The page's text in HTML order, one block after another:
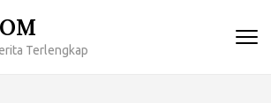
Terlengkap